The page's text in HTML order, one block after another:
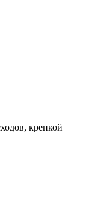
крепкой